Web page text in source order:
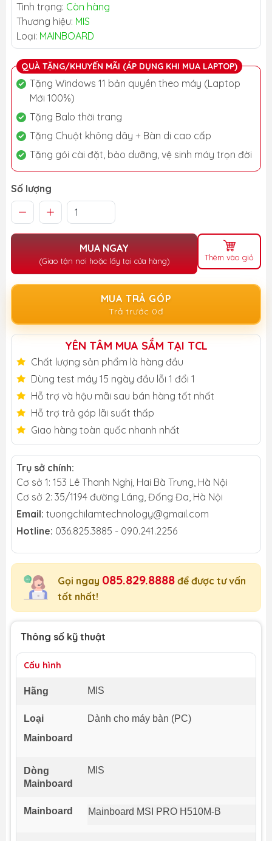
Tình trạng: Còn hàng
Thương hiệu: MIS
Loại: MAINBOARD
QUÀ TẶNG/KHUYẾN MÃI (ÁP DỤNG KHI MUA LAPTOP)
Tặng Windows 11 bản quyền theo máy (Laptop
Mới 100%)
Tặng Balo thời trang
Tặng Chuột không dây + Bàn di cao cấp
Tặng gói cài đặt, bảo dưỡng, vệ sinh máy trọn đời
Số lượng
MUA NGAY
(Giao tận nơi hoặc lấy tại cửa hàng) Thêm vào giỏ
MUA TRẢ GÓP
Trả trước 0đ
YÊN TÂM MUA SẮM TẠI TCL
Chất lượng sản phẩm là hàng đầu
Dùng test máy 15 ngày đầu lỗi 1 đổi 1
Hỗ trợ và hậu mãi sau bán hàng tốt nhất
Hỗ trợ trả góp lãi suất thấp
Giao hàng toàn quốc nhanh nhất
Trụ sở chính:
Cơ sở 1: 153 Lê Thanh Nghị, Hai Bà Trưng, Hà Nội
Cơ sở 2: 35/1194 đường Láng, Đống Đa, Hà Nội
Email: tuongchilamtechnology@gmail.com
Hotline: 036.825.3885 - 090.241.2256
Gọi ngay 085.829.8888 để được tư vấn
tốt nhất!
Thông số kỹ thuật
Cấu hình
Hãng MIS
Loại
Mainboard
Dành cho máy bàn (PC)
Dòng
Mainboard
MIS
Mainboard Mainboard MSI PRO H510M-B